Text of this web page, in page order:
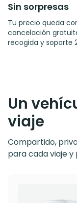
Sin sorpresas
Tu precio queda
cancelación
recogida y soporte
Un
viaje
Compartido,
para cada viaje y